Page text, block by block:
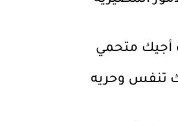
أجيك متحمي
تنفس وحريه